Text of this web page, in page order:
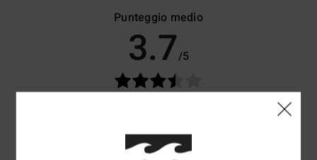
Punteggio medio
3.7/5
Rapporto qualità-prezzo